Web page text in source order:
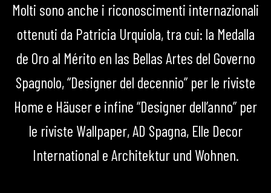
Molti sono anche i riconoscimenti internazionali
ottenuti da Patricia Urquiola, tra cui: la Medalla
de Oro al Mérito en las Bellas Artes del Governo
Spagnolo, “Designer del decennio” per le riviste
Home e Häuser e infine “Designer dell’anno” per
le riviste Wallpaper, AD Spagna, Elle Decor
International e Architektur und Wohnen.